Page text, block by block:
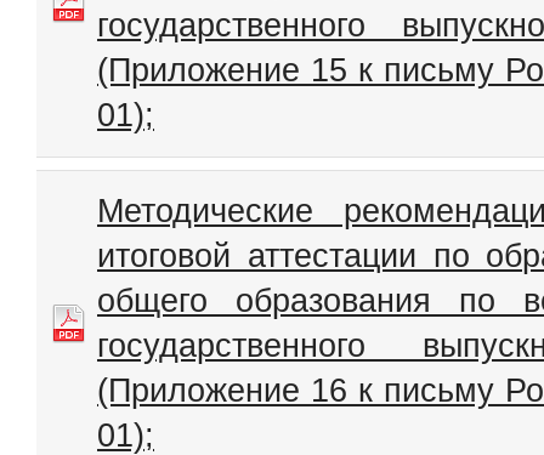
государственного
(Приложение 15 к письму
01);
Методические
итоговой аттестации по
общего образования по
государственного
(Приложение 16 к письму
01);